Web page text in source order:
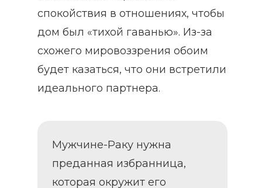
спокойствия в отношениях, чтобы
дом был «тихой гаванью». Из-за
схожего мировоззрения обоим
будет казаться, что они встретили
идеального партнера.
Мужчине-Раку нужна
преданная избранница,
которая окружит его